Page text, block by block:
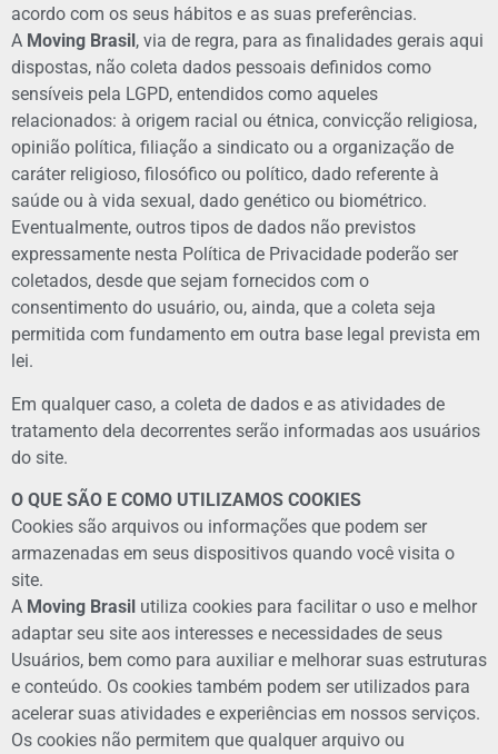
acordo com os seus hábitos e as suas preferências.
A Moving Brasil , via de regra, para as finalidades gerais aqui
dispostas, não coleta dados pessoais definidos como
sensíveis pela LGPD, entendidos como aqueles
relacionados: à origem racial ou étnica, convicção religiosa,
opinião política, filiação a sindicato ou a organização de
caráter religioso, filosófico ou político, dado referente à
saúde ou à vida sexual, dado genético ou biométrico.
Eventualmente, outros tipos de dados não previstos
expressamente nesta Política de Privacidade poderão ser
coletados, desde que sejam fornecidos com o
consentimento do usuário, ou, ainda, que a coleta seja
permitida com fundamento em outra base legal prevista em
lei.
Em qualquer caso, a coleta de dados e as atividades de
tratamento dela decorrentes serão informadas aos usuários
do site.
O QUE SÃO E COMO UTILIZAMOS COOKIES
Cookies são arquivos ou informações que podem ser
armazenadas em seus dispositivos quando você visita o
site.
A Moving Brasil utiliza cookies para facilitar o uso e melhor
adaptar seu site aos interesses e necessidades de seus
Usuários, bem como para auxiliar e melhorar suas estruturas
e conteúdo. Os cookies também podem ser utilizados para
acelerar suas atividades e experiências em nossos serviços.
Os cookies não permitem que qualquer arquivo ou